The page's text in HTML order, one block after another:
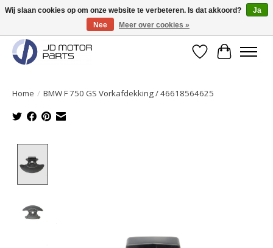
Originele onderdelen direct uit voorraad leverbaar!
Verlanglijst
Home / BMW F 750 GS Vorkafdekking / 46618564625
Wij slaan cookies op om onze website te verbeteren. Is dat akkoord?
Ja
Nee
Meer over cookies »